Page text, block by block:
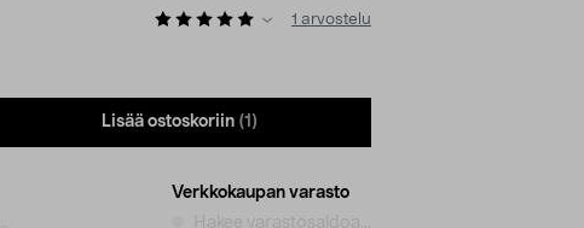
1 arvostelu
Lisää ostoskoriin (1)
Verkkokaupan varasto
Hakee varastosaldoa...